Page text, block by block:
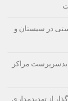
در سیستان و
۲۷ درصد کودکان بدسرپرست مراکز
از تهدیدمداری